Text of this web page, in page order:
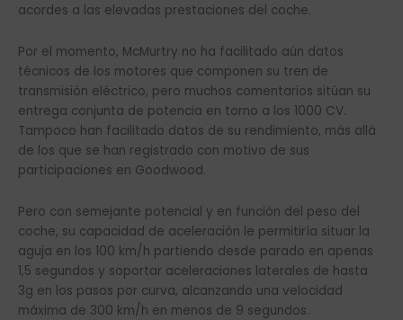
acordes a las elevadas prestaciones del coche.
Por el momento, McMurtry no ha facilitado aún datos
técnicos de los motores que componen su tren de
transmisión eléctrico, pero muchos comentarios sitúan su
entrega conjunta de potencia en torno a los 1000 CV.
Tampoco han facilitado datos de su rendimiento, más allá
de los que se han registrado con motivo de sus
participaciones en Goodwood.
Pero con semejante potencial y en función del peso del
coche, su capacidad de aceleración le permitiría situar la
aguja en los 100 km/h partiendo desde parado en apenas
1,5 segundos y soportar aceleraciones laterales de hasta
3g en los pasos por curva, alcanzando una velocidad
máxima de 300 km/h en menos de 9 segundos.